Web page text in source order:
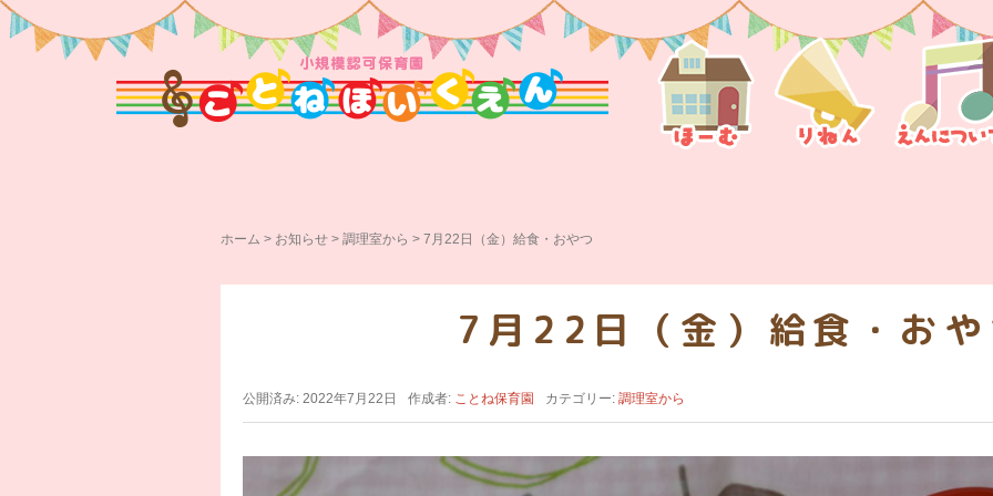
ホーム > お知らせ >調理室から >7月22日（金）給食・おやつ
7月22日（金）給食・お
公開済み: 2022年7月22日 作成者: ことね保育園 カテゴリー:調理室から